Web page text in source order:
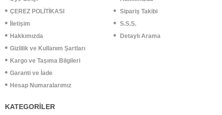
ÇEREZ POLİTİKASI
İletişim
Hakkımızda
Gizlilik ve Kullanım Şartları
Kargo ve Taşıma Bilgileri
Garanti ve İade
Hesap Numaralarımız
Sipariş Takibi
S.S.S.
Detaylı Arama
KATEGORİLER